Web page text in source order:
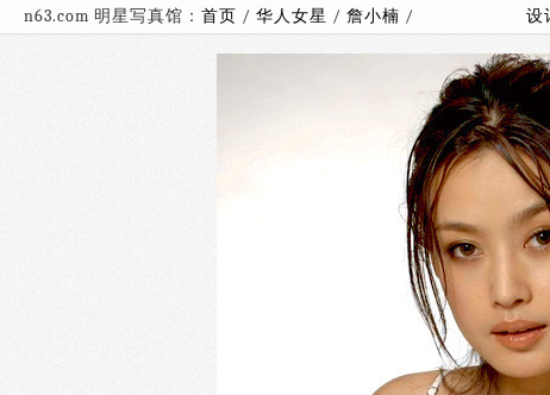
n63.com 明星写真馆： 首页 / 华人女星 / 詹小楠 / 设